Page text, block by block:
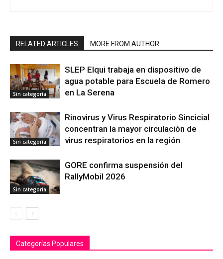
RELATED ARTICLES MORE FROM AUTHOR
Sin categoría
SLEP Elqui trabaja en dispositivo de
agua potable para Escuela de Romero
en La Serena
Sin categoría
Rinovirus y Virus Respiratorio Sincicial
concentran la mayor circulación de
virus respiratorios en la región
Sin categoría
GORE confirma suspensión del
RallyMobil 2026
Categorías Populares